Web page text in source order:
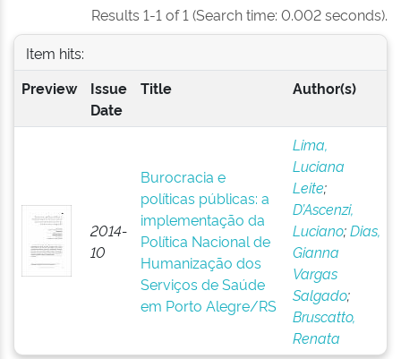
Results 1-1 of 1 (Search time: 0.002 seconds).
Item hits:
Preview
Issue
Date
Title Author(s)
2014-
10
Burocracia e
políticas públicas: a
implementação da
Política Nacional de
Humanização dos
Serviços de Saúde
em Porto Alegre/RS
Lima,
Luciana
Leite;
D’Ascenzi,
Luciano;Dias,
Gianna
Vargas
Salgado;
Bruscatto,
Renata